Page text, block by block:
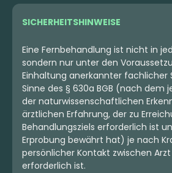
SICHERHEITSHINWEISE
Eine Fernbehandlung ist nicht in
sondern nur unter den
Einhaltung anerkannter fachlicher
Sinne des § 630a BGB (nach dem
der naturwissenschaftlichen
ärztlichen Erfahrung, der zu
Behandlungsziels erforderlich ist
Erprobung bewährt hat) je nach
persönlicher Kontakt zwischen
erforderlich ist.